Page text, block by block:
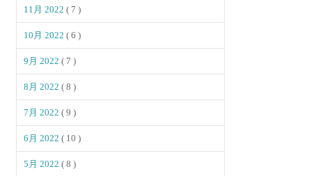
11月 2022( 7 )
10月 2022( 6 )
9月 2022( 7 )
8月 2022( 8 )
7月 2022( 9 )
6月 2022( 10 )
5月 2022( 8 )